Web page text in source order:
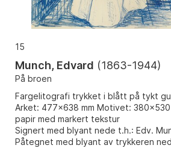
15
Munch, Edvard (1863-1944)
På broen
Fargelitografi trykket i blått på tykt
Arket: 477x638 mm Motivet: 380x530
papir med markert tekstur
Signert med blyant nede t.h.: Edv.
Påtegnet med blyant av trykkeren